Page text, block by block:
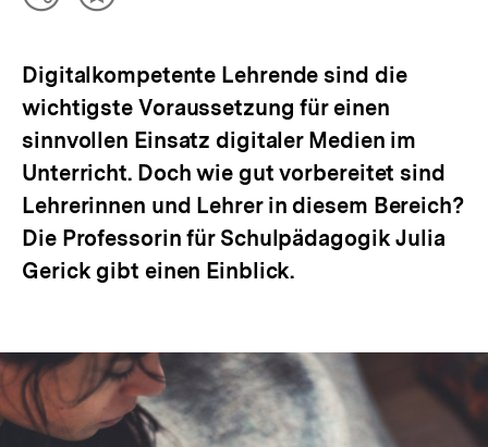
Digitalkompetente Lehrende sind die
wichtigste Voraussetzung für einen
sinnvollen Einsatz digitaler Medien im
Unterricht. Doch wie gut vorbereitet sind
Lehrerinnen und Lehrer in diesem Bereich?
Die Professorin für Schulpädagogik Julia
Gerick gibt einen Einblick.